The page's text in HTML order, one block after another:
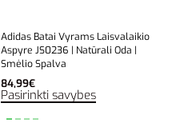
Adidas Batai Vyrams Laisvalaikio
Aspyre JS0236 | Natūrali Oda |
Smėlio Spalva
84,99€
Pasirinkti savybes